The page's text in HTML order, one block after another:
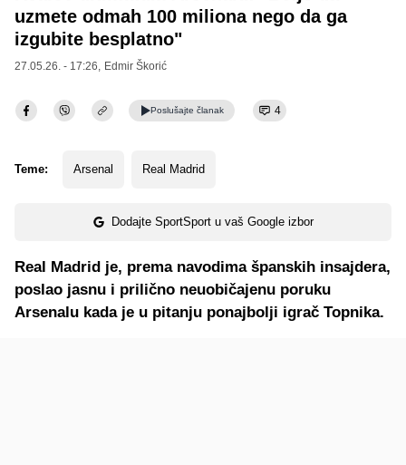
uzmete odmah 100 miliona nego da ga
izgubite besplatno"
27.05.26. - 17:26, Edmir Škorić
Poslušajte članak 4
Teme: Arsenal Real Madrid
Dodajte SportSport u vaš Google izbor
Real Madrid je, prema navodima španskih insajdera,
poslao jasnu i prilično neuobičajenu poruku
Arsenalu kada je u pitanju ponajbolji igrač Topnika.